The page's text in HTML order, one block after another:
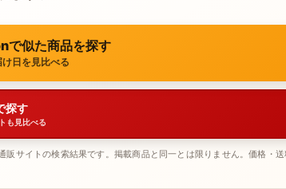
で似た商品を探す
日を見比べる
探す
も見比べる
販サイトの検索結果です。掲載商品と同一とは限りません。価格・送